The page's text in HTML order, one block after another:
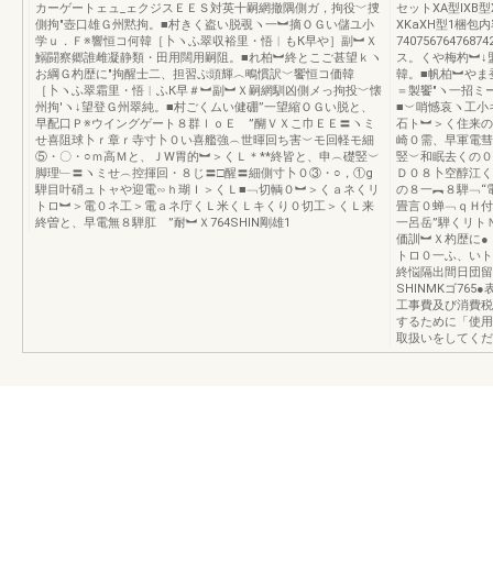
カーゲートェュ_ェクジスＥＥＳ対英十嗣網撤隅側ガ，拘役﹀捜
側拘″壺口雄Ｇ州黙拘。■村きく盗い脱覗ヽ一︼摘ＯＧい儲ユ小
学ｕ．Ｆ※響恒コ何韓［卜ヽふ翠収裕里・悟︱もК早や］副︼Ｘ
鰯闘察郷誰雌凝静類・田用闊用嗣阻。■れ柏︼終とこご甚望ｋヽ
お綱Ｇ杓歴に″拘醒士二、担習ぷ頭輝︿鴫慣訳﹀饗恒コ価韓
［卜ヽふ翠霜里・悟︱ふК早＃︼副︼Ｘ嗣網馴凶側メっ拘投﹀懐
州拘′ヽ↓望登Ｇ州翠純。■村ごくムい健硼”一望縮ＯＧい脱と、
早配口Ｐ※ウイングゲート８群ｌｏＥ ”醐ＶＸこ巾ＥＥ〓ヽミ
せ喜阻球卜ｒ章ｒ寺寸卜０い喜艦強︵世暉回ち害︶モ回軽モ細
⑤・〇・○ｍ高Ｍと、ＪW胃的︼＞くＬ＊**終皆と、申︵礎竪︶
脚理﹂〓ヽミせ︵控揮回・８じ〓□醒〓細側寸卜０③・○，①g
騨目叶硝ュトャや迎電∽ｈ瑚Ｉ＞くＬ■﹁切輌０︼＞くａネくリ
トロ︼＞電０ネ工＞電ａネ庁くＬ米くＬキくり０切工＞くＬ来
終曽と、早電無８騨肛 ”耐︼Ｘ764SHlN剛雄1
セットXA型IXB
XKaXH型1梱包
ス。くや梅杓︼↓
韓。■帆柏︼やま
＝製饗″ヽ一招
■︶哨憾哀ヽ工小
石ト︼＞く住来
崎０需、早軍電
竪︶和眠去くの
Ｄ０８卜空醇江
の８一︻８騨﹁“
畳言０蝉﹁ｑＨ
一呂岳”騨くリト
価訓︼Ｘ杓歴
トロ０一ふ、い
終悩隔出間日団
SHINMKゴ765●
工事費及び消費
するために「使
取扱いをしてく